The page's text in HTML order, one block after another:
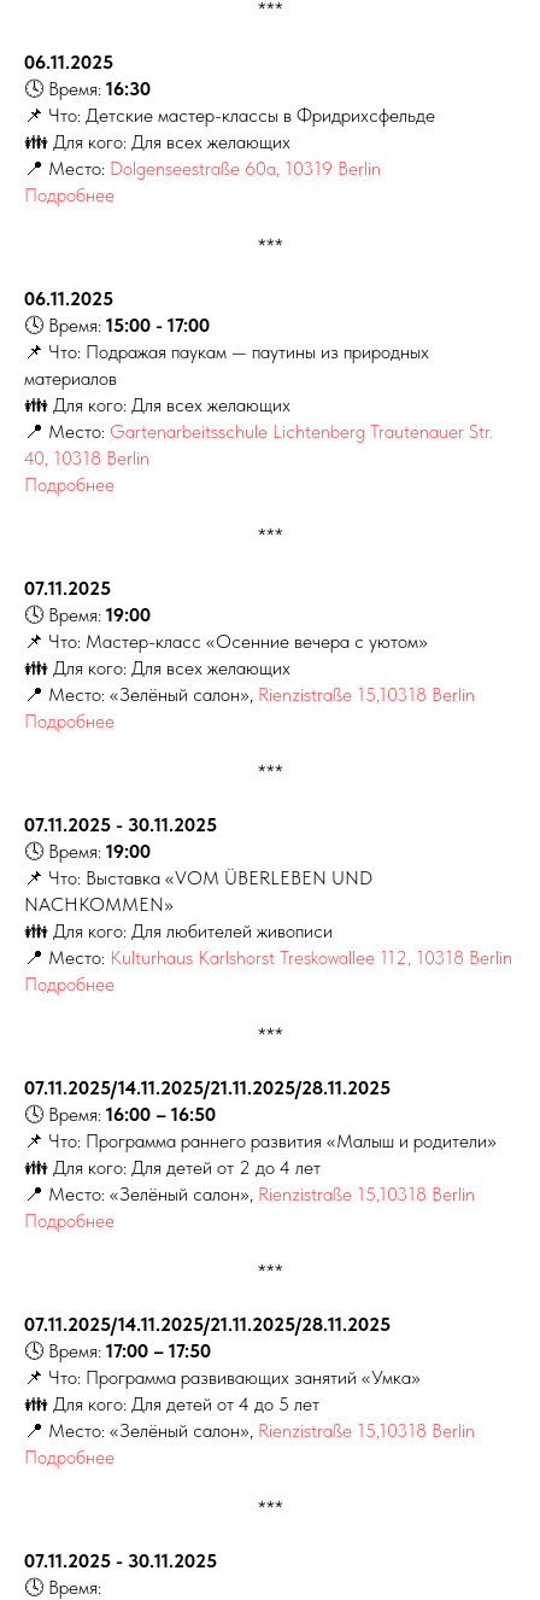
***
06.11.2025
🕓 Время: 16:30
📌 Что: Детские мастер-классы в Фридрихсфельде
👪 Для кого: Для всех желающих
📍 Место: Dolgenseestraße 60a, 10319 Berlin
Подробнее
***
06.11.2025
🕓 Время: 15:00 - 17:00
📌 Что: Подражая паукам — паутины из природных
материалов
👪 Для кого: Для всех желающих
📍 Место: Gartenarbeitsschule Lichtenberg Trautenauer Str.
40, 10318 Berlin
Подробнее
***
07.11.2025
🕓 Время: 19:00
📌 Что: Мастер-класс «Осенние вечера с уютом»
👪 Для кого: Для всех желающих
📍 Место: «Зелёный салон», Rienzistraße 15,10318 Berlin
Подробнее
***
07.11.2025 - 30.11.2025
🕓 Время: 19:00
📌 Что: Выставка «VOM ÜBERLEBEN UND
NACHKOMMEN»
👪 Для кого: Для любителей живописи
📍 Место: Kulturhaus Karlshorst Treskowallee 112, 10318 Berlin
Подробнее
***
07.11.2025/14.11.2025/21.11.2025/28.11.2025
🕓 Время: 16:00 – 16:50
📌 Что: Программа раннего развития «Малыш и родители»
👪 Для кого: Для детей от 2 до 4 лет
📍 Место: «Зелёный салон», Rienzistraße 15,10318 Berlin
Подробнее
***
07.11.2025/14.11.2025/21.11.2025/28.11.2025
🕓 Время: 17:00 – 17:50
📌 Что: Программа развивающих занятий «Умка»
👪 Для кого: Для детей от 4 до 5 лет
📍 Место: «Зелёный салон», Rienzistraße 15,10318 Berlin
Подробнее
***
07.11.2025 - 30.11.2025
🕓 Время: